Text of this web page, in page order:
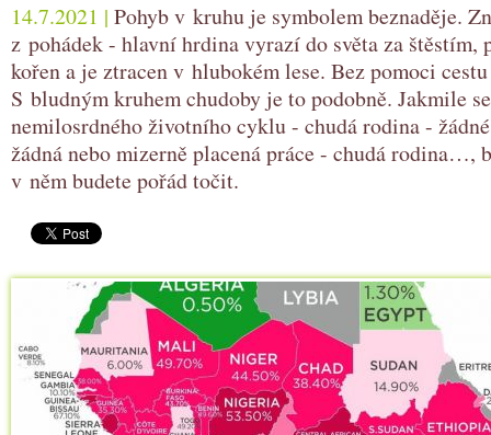
14.7.2021 | Pohyb v kruhu je symbolem beznaděje.
z pohádek - hlavní hrdina vyrazí do světa za štěstím,
kořen a je ztracen v hlubokém lese. Bez pomoci
S bludným kruhem chudoby je to podobně. Jakmile
nemilosrdného životního cyklu - chudá rodina -
žádná nebo mizerně placená práce - chudá rodina…,
v něm budete pořád točit.